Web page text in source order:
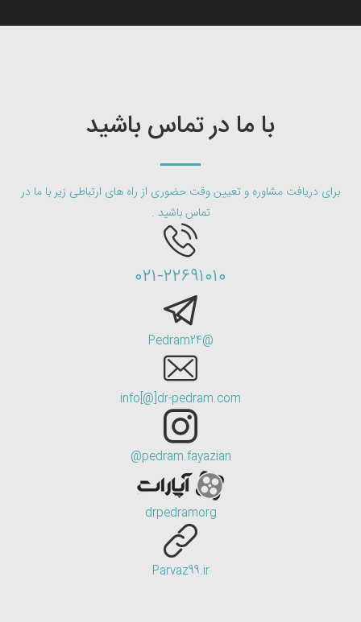
با ما در تماس باشید
برای دریافت مشاوره و تعیین وقت حضوری از راه های ارتباطی زیر با ما در
تماس باشید .
۰۲۱-۲۲۶۹۱۰۱۰
@Pedram24
info[@]dr-pedram.com
pedram.fayazian@
drpedramorg
Parvaz99.ir